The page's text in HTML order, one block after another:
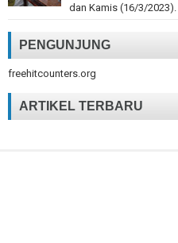
dan Kamis (16/3/2023).
PENGUNJUNG
freehitcounters.org
ARTIKEL TERBARU